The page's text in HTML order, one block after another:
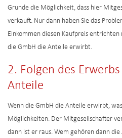
Grunde die Möglichkeit, dass hier
verkauft. Nur dann haben Sie das
Einkommen diesen Kaufpreis
die GmbH die Anteile erwirbt.
2. Folgen des
Anteile
Wenn die GmbH die Anteile erwirbt,
Möglichkeiten. Der Mitgesellschafter
dann ist er raus. Wem gehören dann